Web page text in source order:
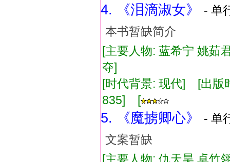
4. 《泪滴淑女》
- 单
本书暂缺简介
[主要人物: 蓝希宁 姚
夺]
[时代背景: 现代] [出
835] [
5. 《魔掳卿心》
- 单
文案暂缺
[主要人物: 仇天昊 卓